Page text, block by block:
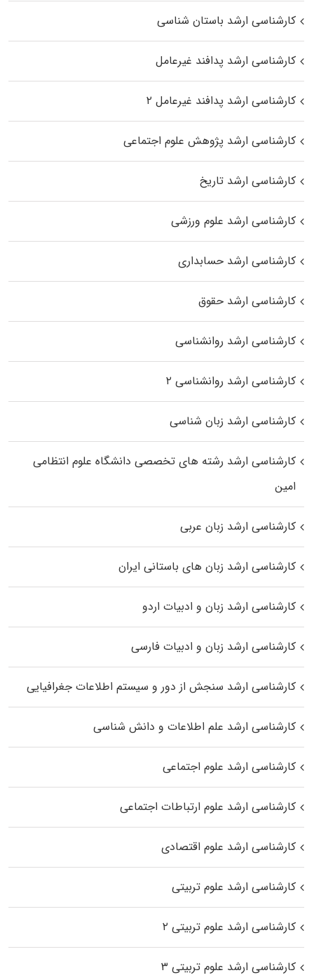
کارشناسی ارشد باستان شناسی
کارشناسی ارشد پدافند غیرعامل
کارشناسی ارشد پدافند غیرعامل ۲
کارشناسی ارشد پژوهش علوم اجتماعی
کارشناسی ارشد تاریخ
کارشناسی ارشد علوم ورزشی
کارشناسی ارشد حسابداری
کارشناسی ارشد حقوق
کارشناسی ارشد روانشناسی
کارشناسی ارشد روانشناسی ۲
کارشناسی ارشد زبان شناسی
کارشناسی ارشد رﺷﺘﻪ ﻫﺎی تخصصی داﻧﺸﮕﺎه ﻋﻠﻮم انتظامی
اﻣﻴﻦ
کارشناسی ارشد زبان عربی
کارشناسی ارشد زبان‌ های باستانی ایران
کارشناسی ارشد زبان و ادبیات اردو
کارشناسی ارشد زبان و ادبیات فارسی
کارشناسی ارشد سنجش از دور و سیستم اطلاعات جغرافیایی
کارشناسی ارشد علم اطلاعات و دانش شناسی
کارشناسی ارشد علوم اجتماعی
کارشناسی ارشد علوم ارتباطات اجتماعی
کارشناسی ارشد علوم اقتصادی
کارشناسی ارشد علوم تربیتی
کارشناسی ارشد علوم تربیتی ۲
کارشناسی ارشد علوم تربیتی ۳